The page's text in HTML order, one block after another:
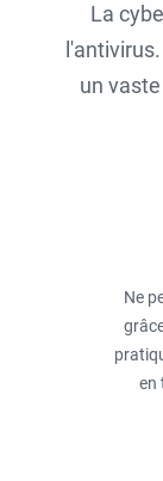
La
un
Ne
en